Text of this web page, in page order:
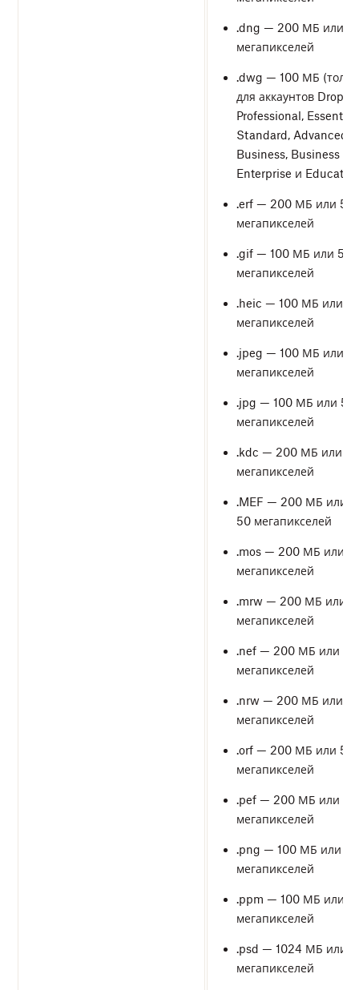
.dng — 200 МБ или
мегапикселей
.dwg — 100 МБ
для аккаунтов
Professional,
Standard, Advanced,
Business, Business
Enterprise и
.erf — 200 МБ или 50
мегапикселей
.gif — 100 МБ или 50
мегапикселей
.heic — 100 МБ или
мегапикселей
.jpeg — 100 МБ или
мегапикселей
.jpg — 100 МБ или 50
мегапикселей
.kdc — 200 МБ или 50
мегапикселей
.MEF — 200 МБ или
50 мегапикселей
.mos — 200 МБ или
мегапикселей
.mrw — 200 МБ или
мегапикселей
.nef — 200 МБ или 50
мегапикселей
.nrw — 200 МБ или
мегапикселей
.orf — 200 МБ или 50
мегапикселей
.pef — 200 МБ или 50
мегапикселей
.png — 100 МБ или 50
мегапикселей
.ppm — 100 МБ или
мегапикселей
.psd — 1024 МБ или
мегапикселей